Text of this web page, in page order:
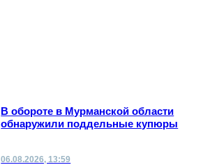
В обороте в Мурманской области
обнаружили поддельные купюры
06.08.2026, 13:59